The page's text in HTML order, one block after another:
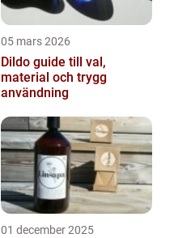
05 mars 2026
Dildo guide till val,
material och trygg
användning
01 december 2025